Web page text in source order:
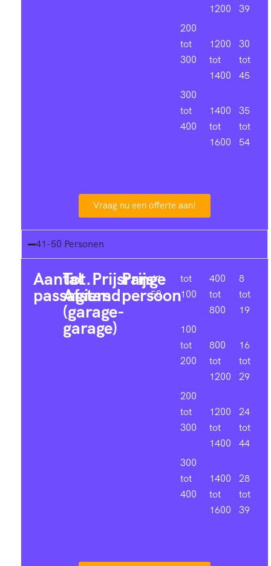
200
tot
300
300
tot
400
1200
1200
tot
1400
1400
tot
1600
39
30
tot
45
35
tot
54
Vraag nu een offerte aan!
41-50 Personen
Aantal
passagiers
Tot.
Afstand
(garage-
garage)
Prijsrange
Prijs
persoon
41-
50
tot
100
100
tot
200
200
tot
300
300
tot
400
400
tot
800
800
tot
1200
1200
tot
1400
1400
tot
1600
8
tot
19
16
tot
29
24
tot
44
28
tot
39